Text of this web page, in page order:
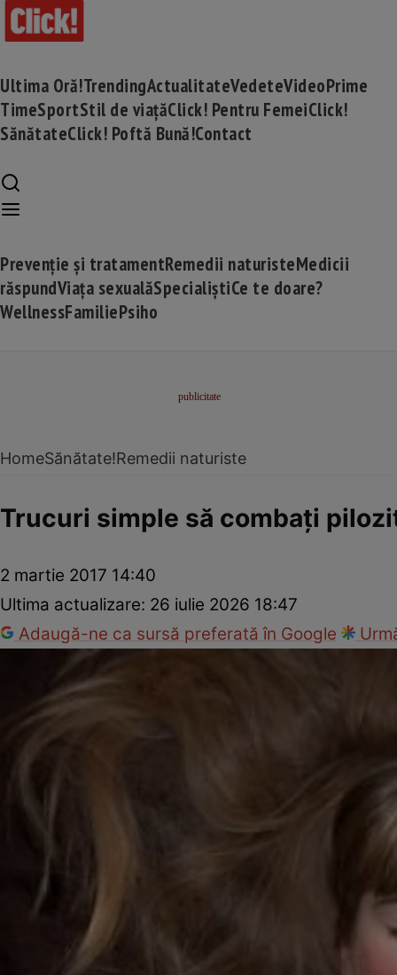
Ultima Oră!TrendingActualitateVedeteVideoPrime
TimeSportStil de viațăClick! Pentru FemeiClick!
SănătateClick! Poftă Bună!Contact
Prevenție și tratamentRemedii naturisteMedicii
răspundViața sexualăSpecialiștiCe te doare?
WellnessFamiliePsiho
HomeSănătate!Remedii naturiste
Trucuri simple să combaţi
2 martie 2017 14:40
Ultima actualizare: 26 iulie 2026 18:47
Adaugă-ne ca sursă preferată în Google